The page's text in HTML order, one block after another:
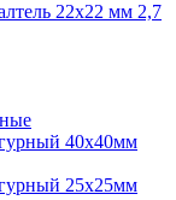
22х22 мм 2,7
40х40мм
25х25мм